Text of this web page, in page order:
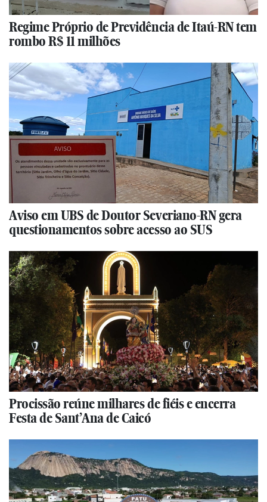
Regime Próprio de Previdência de Itaú-RN tem
rombo R$ 11 milhões
Aviso em UBS de Doutor Severiano-RN gera
questionamentos sobre acesso ao SUS
Procissão reúne milhares de fiéis e encerra
Festa de Sant’Ana de Caicó